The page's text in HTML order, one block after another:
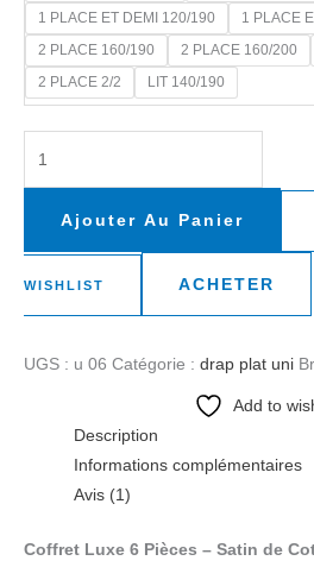
1 PLACE ET DEMI 120/190
1 PLACE
2 PLACE 160/190
2 PLACE 160/200
2 PLACE 2/2
LIT 140/190
Ajouter Au Panier
WISHLIST ACHETER
UGS : u 06 Catégorie : drap plat uni
Add to
Description
Informations complémentaires
Avis (1)
Coffret Luxe 6 Pièces – Satin de